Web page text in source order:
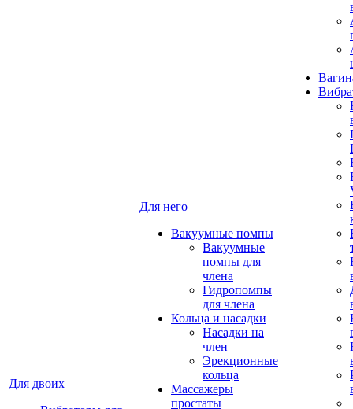
Для двоих
Для него
Вакуумные помпы
Вакуумные
помпы для
члена
Гидропомпы
для члена
Кольца и насадки
Насадки на
член
Эрекционные
кольца
Массажеры
простаты